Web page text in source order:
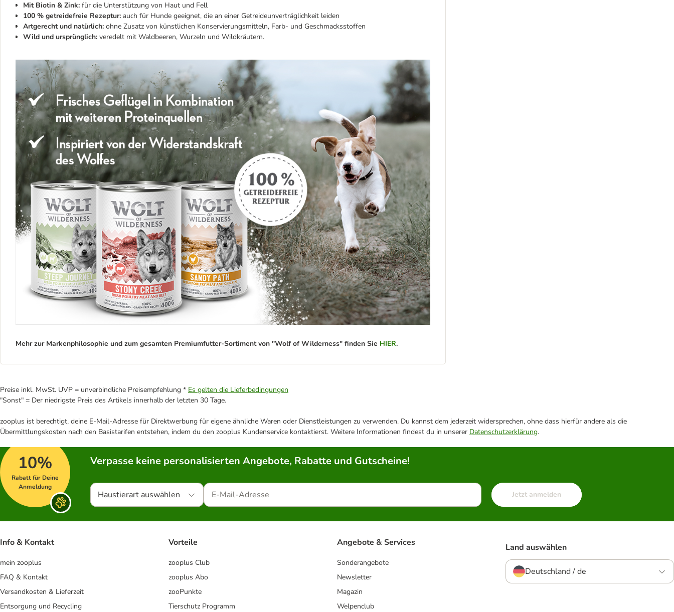
Mit Biotin & Zink: für die Unterstützung von Haut und Fell
100 % getreidefreie Rezeptur: auch für Hunde geeignet, die an einer Getreideunverträglichkeit leiden
Artgerecht und natürlich: ohne Zusatz von künstlichen Konservierungsmitteln, Farb- und Geschmacksstoffen
Wild und ursprünglich: veredelt mit Waldbeeren, Wurzeln und Wildkräutern.
Mehr zur Markenphilosophie und zum gesamten Premiumfutter-Sortiment von "Wolf of Wilderness" finden Sie HIER.
Preise inkl. MwSt. UVP = unverbindliche Preisempfehlung * Es gelten die Lieferbedingungen
"Sonst" = Der niedrigste Preis des Artikels innerhalb der letzten 30 Tage.
zooplus ist berechtigt, deine E-Mail-Adresse für Direktwerbung für eigene ähnliche Waren oder Dienstleistungen zu verwenden. Du kannst dem jederzeit widersprechen, ohne dass hierfür andere als die
Übermittlungskosten nach den Basistarifen entstehen, indem du den zooplus Kundenservice kontaktierst. Weitere Informationen findest du in unserer Datenschutzerklärung.
10%
Rabatt für Deine
Anmeldung
Verpasse keine personalisierten Angebote, Rabatte und Gutscheine!
Haustierart auswählen Jetzt anmelden
Info & Kontakt
mein zooplus
FAQ & Kontakt
Versandkosten & Lieferzeit
Entsorgung und Recycling
Vorteile
zooplus Club
zooplus Abo
zooPunkte
Tierschutz Programm
Angebote & Services
Sonderangebote
Newsletter
Magazin
Welpenclub
Land auswählen
Deutschland / de